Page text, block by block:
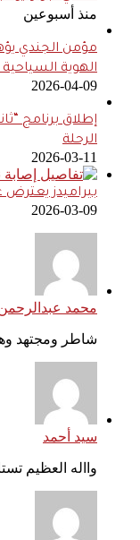
منذ أسبوعين
الهوية
2026-04-09
إطلاق برنامج
الرحلة
2026-03-11
بيراميدز
2026-03-09
محمد
شاطر ومجتهد
سيد أحمد
وااله العظيم